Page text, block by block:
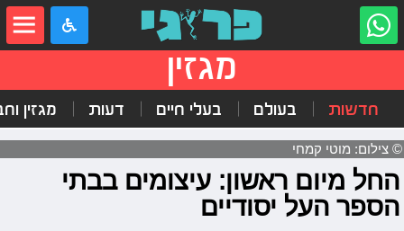
מגזין
חדשות בעולם בעלי חיים דעות מגזין
© צילום: מוטי קמחי
החל מיום ראשון: עיצומים בבתי
הספר העל יסודיים